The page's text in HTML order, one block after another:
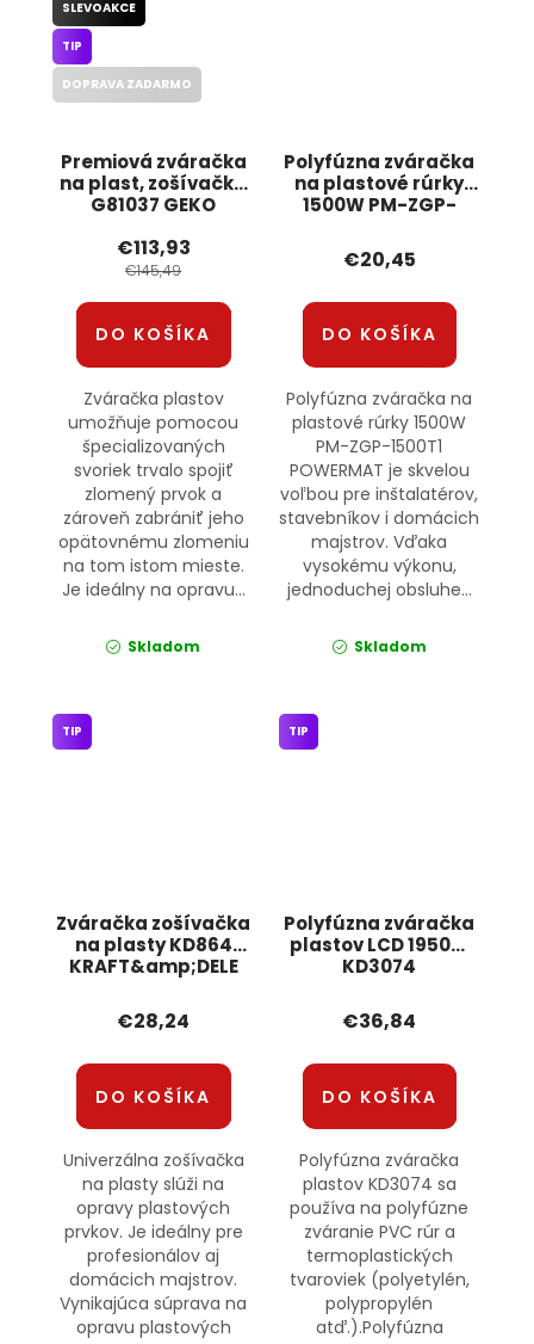
Premiová zváračka
na plast, zošívačka
G81037 GEKO
SLEVOAKCE
TIP
DOPRAVA ZADARMO
€113,93
€145,49
DO KOŠÍKA
Zváračka plastov
umožňuje pomocou
špecializovaných
svoriek trvalo spojiť
zlomený prvok a
zároveň zabrániť jeho
opätovnému zlomeniu
na tom istom mieste.
Je ideálny na opravu...
Skladom
Polyfúzna zváračka
na plastové rúrky
1500W PM-ZGP-
€20,45
DO KOŠÍKA
Polyfúzna zváračka na
plastové rúrky 1500W
PM-ZGP-1500T1
POWERMAT je skvelou
voľbou pre inštalatérov,
stavebníkov i domácich
majstrov. Vďaka
vysokému výkonu,
jednoduchej obsluhe...
Skladom
Zváračka zošívačka
na plasty KD864
KRAFT&amp;DELE
TIP
€28,24
DO KOŠÍKA
Univerzálna zošívačka
na plasty slúži na
opravy plastových
prvkov. Je ideálny pre
profesionálov aj
domácich majstrov.
Vynikajúca súprava na
opravu plastových
Polyfúzna zváračka
plastov LCD 1950W
KD3074
TIP
€36,84
DO KOŠÍKA
Polyfúzna zváračka
plastov KD3074 sa
používa na polyfúzne
zváranie PVC rúr a
termoplastických
tvaroviek (polyetylén,
polypropylén
atď.).Polyfúzna